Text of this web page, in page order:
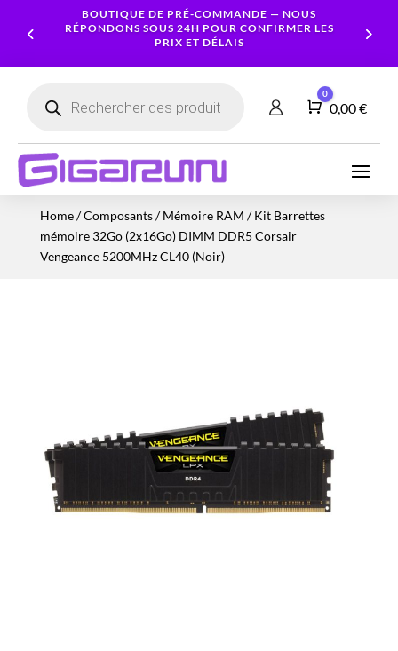
BOUTIQUE DE PRÉ-COMMANDE — NOUS
RÉPONDONS SOUS 24H POUR CONFIRMER LES
PRIX ET DÉLAIS
produits
Panier
0
0,00€
Home/Composants/Mémoire RAM / Kit Barrettes
mémoire 32Go (2x16Go) DIMM DDR5 Corsair
Vengeance 5200MHz CL40 (Noir)
Ordinateurs
Portables
Ordinateurs
Processeur
Graphique
Mémoire
Ecrans
Imprimantes
Serveur
NAS
SmartphonesLogiciels